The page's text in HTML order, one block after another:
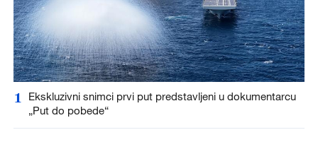
1
Ekskluzivni snimci prvi put predstavljeni u dokumentarcu
„Put do pobede“